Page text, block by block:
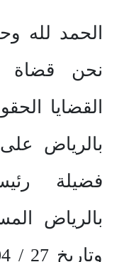
الحمد لله
نحن قضاة
القضايا
بالرياض
فضيلة